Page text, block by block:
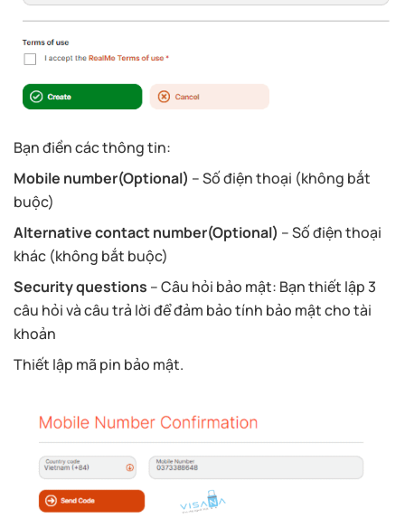
Bạn điền các thông tin:
Mobile number(Optional) – Số điện thoại (không bắt
buộc)
Alternative contact number(Optional) – Số điện thoại
khác (không bắt buộc)
Security questions – Câu hỏi bảo mật: Bạn thiết lập 3
câu hỏi và câu trả lời để đảm bảo tính bảo mật cho tài
khoản
Thiết lập mã pin bảo mật.